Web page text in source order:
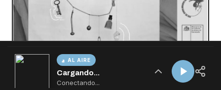
AL AIRE
Cargando...
Conectando...